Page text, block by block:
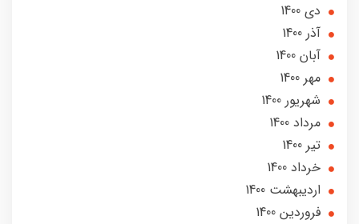
دی 1400
آذر 1400
آبان 1400
مهر 1400
شهریور 1400
مرداد 1400
تير 1400
خرداد 1400
ارديبهشت 1400
فروردین 1400